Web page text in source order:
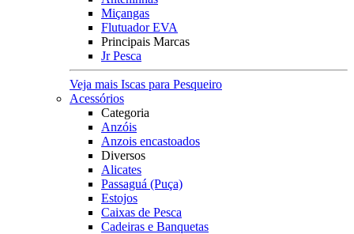
Miçangas
Flutuador EVA
Principais Marcas
Jr Pesca
Veja mais Iscas para Pesqueiro
Acessórios
Categoria
Anzóis
Anzois encastoados
Diversos
Alicates
Passaguá (Puça)
Estojos
Caixas de Pesca
Cadeiras e Banquetas